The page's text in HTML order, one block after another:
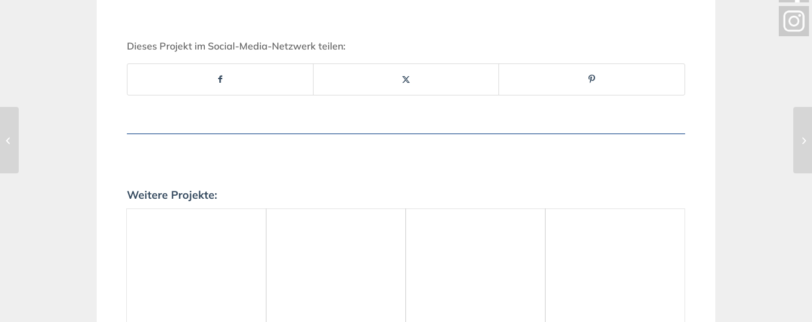
Dieses Projekt im Social-Media-Netzwerk teilen:
Weitere Projekte: